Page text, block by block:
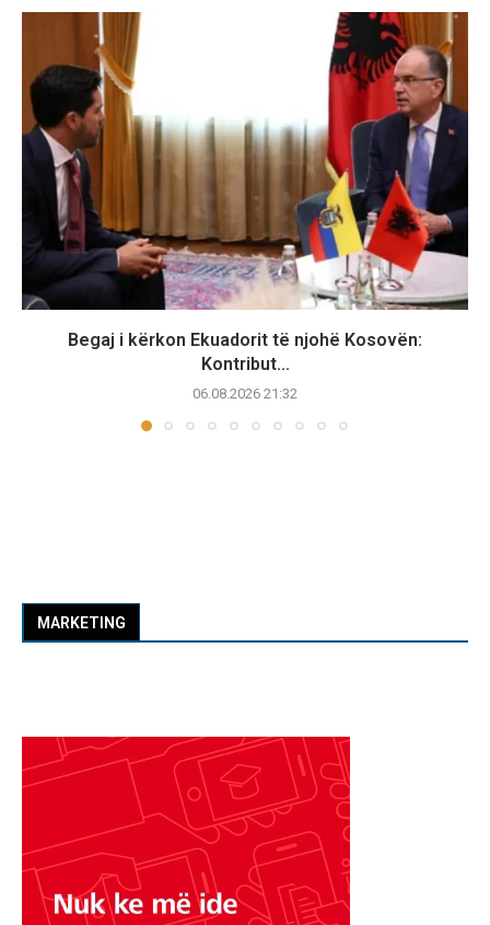
Begaj i kërkon Ekuadorit të njohë Kosovën:
Kontribut...
06.08.2026 21:32
MARKETING